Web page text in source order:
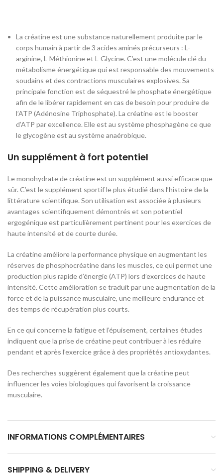
La créatine est une substance naturellement produite par le
corps humain à partir de 3 acides aminés précurseurs : L-
arginine, L-Méthionine et L-Glycine. C’est une molécule clé du
métabolisme énergétique qui est responsable des mouvements
soudains et des contractions musculaires explosives. Sa
principale fonction est de séquestré le phosphate énergétique
afin de le libérer rapidement en cas de besoin pour produire de
l’ATP (Adénosine Triphosphate). La créatine est le booster
d’ATP par excellence. Elle est au système phosphagène ce que
le glycogène est au système anaérobique.
Un supplément à fort potentiel
Le monohydrate de créatine est un supplément aussi efficace que
sûr. C’est le supplément sportif le plus étudié dans l’histoire de la
littérature scientifique. Son utilisation est associée à plusieurs
avantages scientifiquement démontrés et son potentiel
ergogénique est particulièrement pertinent pour les exercices de
haute intensité et de courte durée.
La créatine améliore la performance physique en augmentant les
réserves de phosphocréatine dans les muscles, ce qui permet une
production plus rapide d’énergie (ATP) lors d’exercices de haute
intensité. Cette amélioration se traduit par une augmentation de la
force et de la puissance musculaire, une meilleure endurance et
des temps de récupération plus courts.
En ce qui concerne la fatigue et l’épuisement, certaines études
indiquent que la prise de créatine peut contribuer à les réduire
pendant et après l’exercice grâce à des propriétés antioxydantes.
Des recherches suggèrent également que la créatine peut
influencer les voies biologiques qui favorisent la croissance
musculaire.
INFORMATIONS COMPLÉMENTAIRES
SHIPPING & DELIVERY